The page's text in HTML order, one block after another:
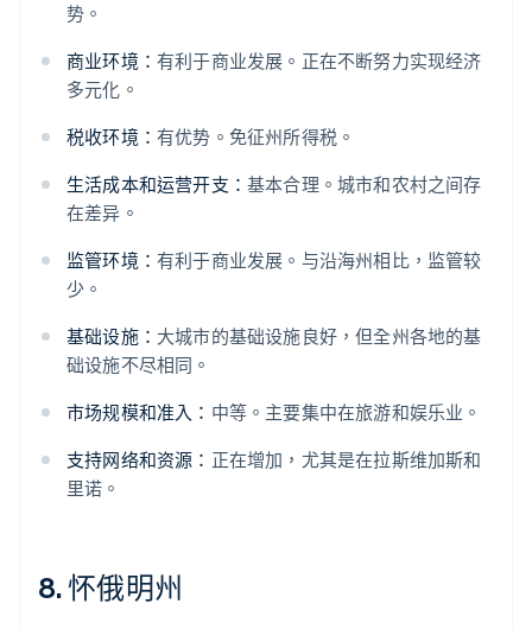
势。
商业环境： 有利于商业发展。正在不断努力实现经济
多元化。
税收环境： 有优势。免征州所得税。
生活成本和运营开支： 基本合理。城市和农村之间存
在差异。
监管环境： 有利于商业发展。与沿海州相比，监管较
少。
基础设施： 大城市的基础设施良好，但全州各地的基
础设施不尽相同。
市场规模和准入： 中等。主要集中在旅游和娱乐业。
支持网络和资源： 正在增加，尤其是在拉斯维加斯和
里诺。
8. 怀俄明州